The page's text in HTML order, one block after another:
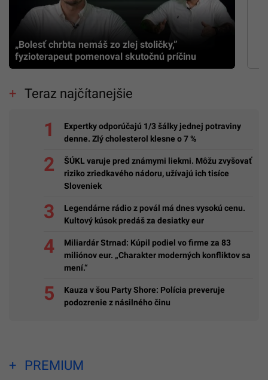
„Bolesť chrbta nemáš zo zlej stoličky,”
fyzioterapeut pomenoval skutočnú príčinu
Teraz najčítanejšie
Expertky odporúčajú 1/3 šálky jednej potraviny
denne. Zlý cholesterol klesne o 7 %
ŠÚKL varuje pred známymi liekmi. Môžu zvyšovať
riziko zriedkavého nádoru, užívajú ich tisíce
Sloveniek
Legendárne rádio z povál má dnes vysokú cenu.
Kultový kúsok predáš za desiatky eur
Miliardár Strnad: Kúpil podiel vo firme za 83
miliónov eur. „Charakter moderných konfliktov sa
mení.“
Kauza v šou Party Shore: Polícia preveruje
podozrenie z násilného činu
PREMIUM